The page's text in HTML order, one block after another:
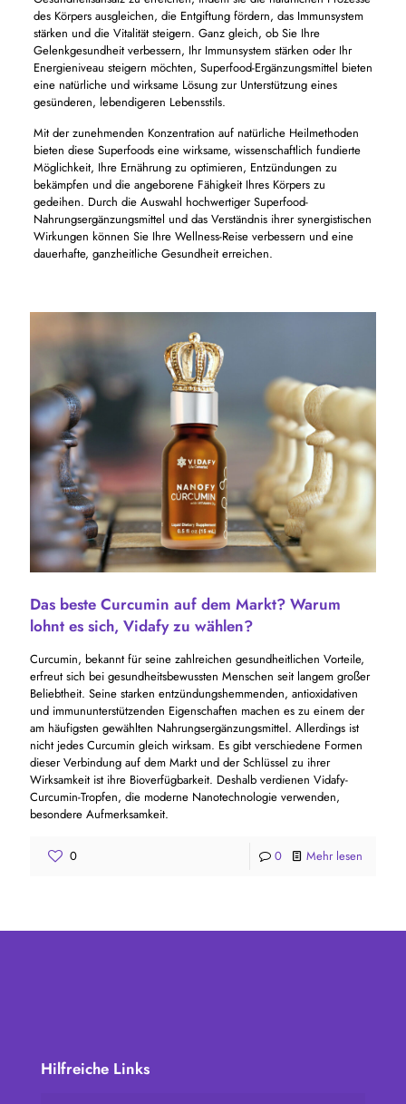
des Körpers ausgleichen, die Entgiftung fördern, das Immunsystem
stärken und die Vitalität steigern. Ganz gleich, ob Sie Ihre
Gelenkgesundheit verbessern, Ihr Immunsystem stärken oder Ihr
Energieniveau steigern möchten, Superfood-Ergänzungsmittel bieten
eine natürliche und wirksame Lösung zur Unterstützung eines
gesünderen, lebendigeren Lebensstils.
Mit der zunehmenden Konzentration auf natürliche Heilmethoden
bieten diese Superfoods eine wirksame, wissenschaftlich fundierte
Möglichkeit, Ihre Ernährung zu optimieren, Entzündungen zu
bekämpfen und die angeborene Fähigkeit Ihres Körpers zu
gedeihen. Durch die Auswahl hochwertiger Superfood-
Nahrungsergänzungsmittel und das Verständnis ihrer synergistischen
Wirkungen können Sie Ihre Wellness-Reise verbessern und eine
dauerhafte, ganzheitliche Gesundheit erreichen.
Das beste Curcumin auf dem Markt? Warum
lohnt es sich, Vidafy zu wählen?
Curcumin, bekannt für seine zahlreichen gesundheitlichen Vorteile,
erfreut sich bei gesundheitsbewussten Menschen seit langem großer
Beliebtheit. Seine starken entzündungshemmenden, antioxidativen
und immununterstützenden Eigenschaften machen es zu einem der
am häufigsten gewählten Nahrungsergänzungsmittel. Allerdings ist
nicht jedes Curcumin gleich wirksam. Es gibt verschiedene Formen
dieser Verbindung auf dem Markt und der Schlüssel zu ihrer
Wirksamkeit ist ihre Bioverfügbarkeit. Deshalb verdienen Vidafy-
Curcumin-Tropfen, die moderne Nanotechnologie verwenden,
besondere Aufmerksamkeit.
0 0 Mehr lesen
Hilfreiche Links